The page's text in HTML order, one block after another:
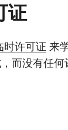
证
时许可证 来
而没有任何